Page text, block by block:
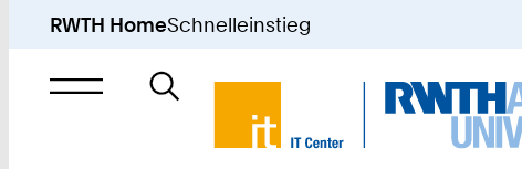
RWTH HomeSchnelleinstieg
Suche
nach